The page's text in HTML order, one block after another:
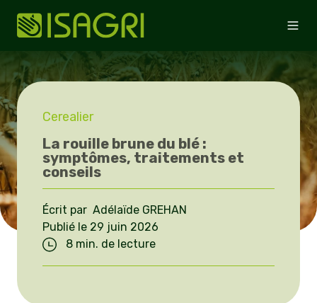
Cerealier
La rouille brune du blé :
symptômes, traitements et
conseils
Écrit par Adélaïde GREHAN
Publié le 29 juin 2026
8 min. de lecture